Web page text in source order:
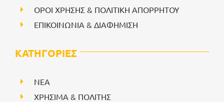
ΟΡΟΙ ΧΡΗΣΗΣ & ΠΟΛΙΤΙΚΗ ΑΠΟΡΡΗΤΟΥ
ΕΠΙΚΟΙΝΩΝΙΑ & ΔΙΑΦΗΜΙΣΗ
ΚΑΤΗΓΟΡΙΕΣ
NEA
ΧΡΗΣΙΜΑ & ΠΟΛΙΤΗΣ